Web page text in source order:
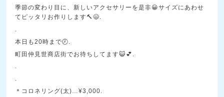
季節の変わり目に、新しいアクセサリーを是非😀サイズにあわせ
てピッタリお作りします🔨😄.
本日も20時まで🕗.
町田仲見世商店街でお待ちしてます😺💕.
.
.
＊コロネリング(太)…¥3,000.